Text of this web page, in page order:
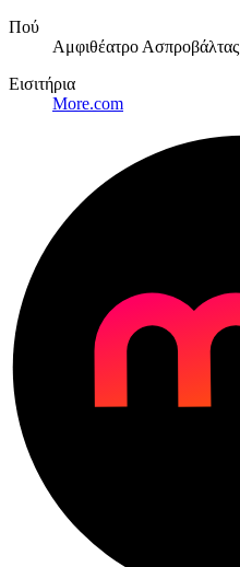
Πού
Αμφιθέατρο Ασπροβάλτας
Εισιτήρια
More.com